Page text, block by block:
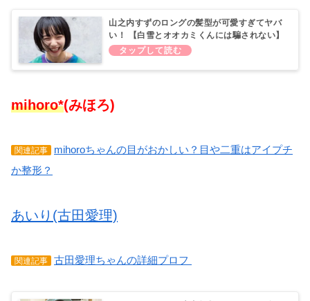
山之内すずのロングの髪型が可愛すぎてヤバ
い！ 【白雪とオオカミくんには騙されない】
mihoro*(みほろ)
関連記事
mihoroちゃんの目がおかしい？目や二重はアイプチ
か整形？
あいり(古田愛理)
関連記事 古田愛理ちゃんの詳細プロフ